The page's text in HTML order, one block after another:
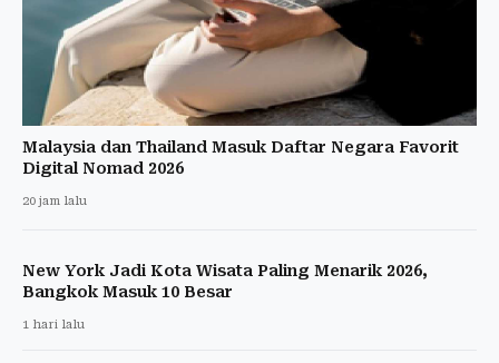
Malaysia dan Thailand Masuk Daftar Negara Favorit
Digital Nomad 2026
20 jam lalu
New York Jadi Kota Wisata Paling Menarik 2026,
Bangkok Masuk 10 Besar
1 hari lalu